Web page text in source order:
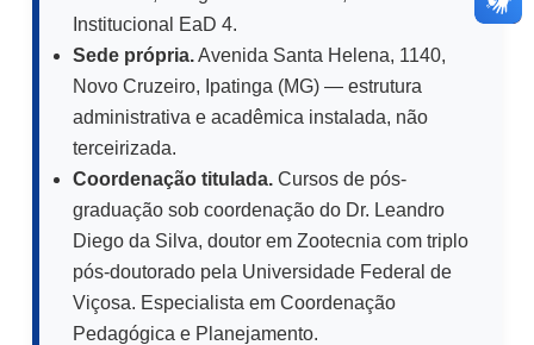
Institucional EaD 4.
Sede própria.Avenida Santa Helena, 1140,
Novo Cruzeiro, Ipatinga (MG) — estrutura
administrativa e acadêmica instalada, não
terceirizada.
Coordenação titulada. Cursos de pós-
graduação sob coordenação do Dr. Leandro
Diego da Silva, doutor em Zootecnia com triplo
pós-doutorado pela Universidade Federal de
Viçosa. Especialista em Coordenação
Pedagógica e Planejamento.